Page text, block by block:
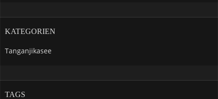
KATEGORIEN
Tanganjikasee
TAGS